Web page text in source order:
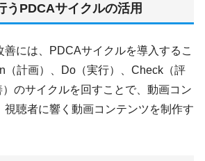
うPDCAサイクルの活用
善には、PDCAサイクルを導入するこ
（計画）、Do（実行）、Check（評
のサイクルを回すことで、動画コン
視聴者に響く動画コンテンツを制作す